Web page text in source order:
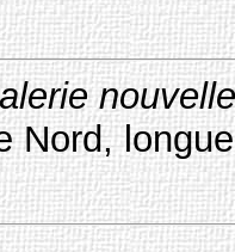
Nord,